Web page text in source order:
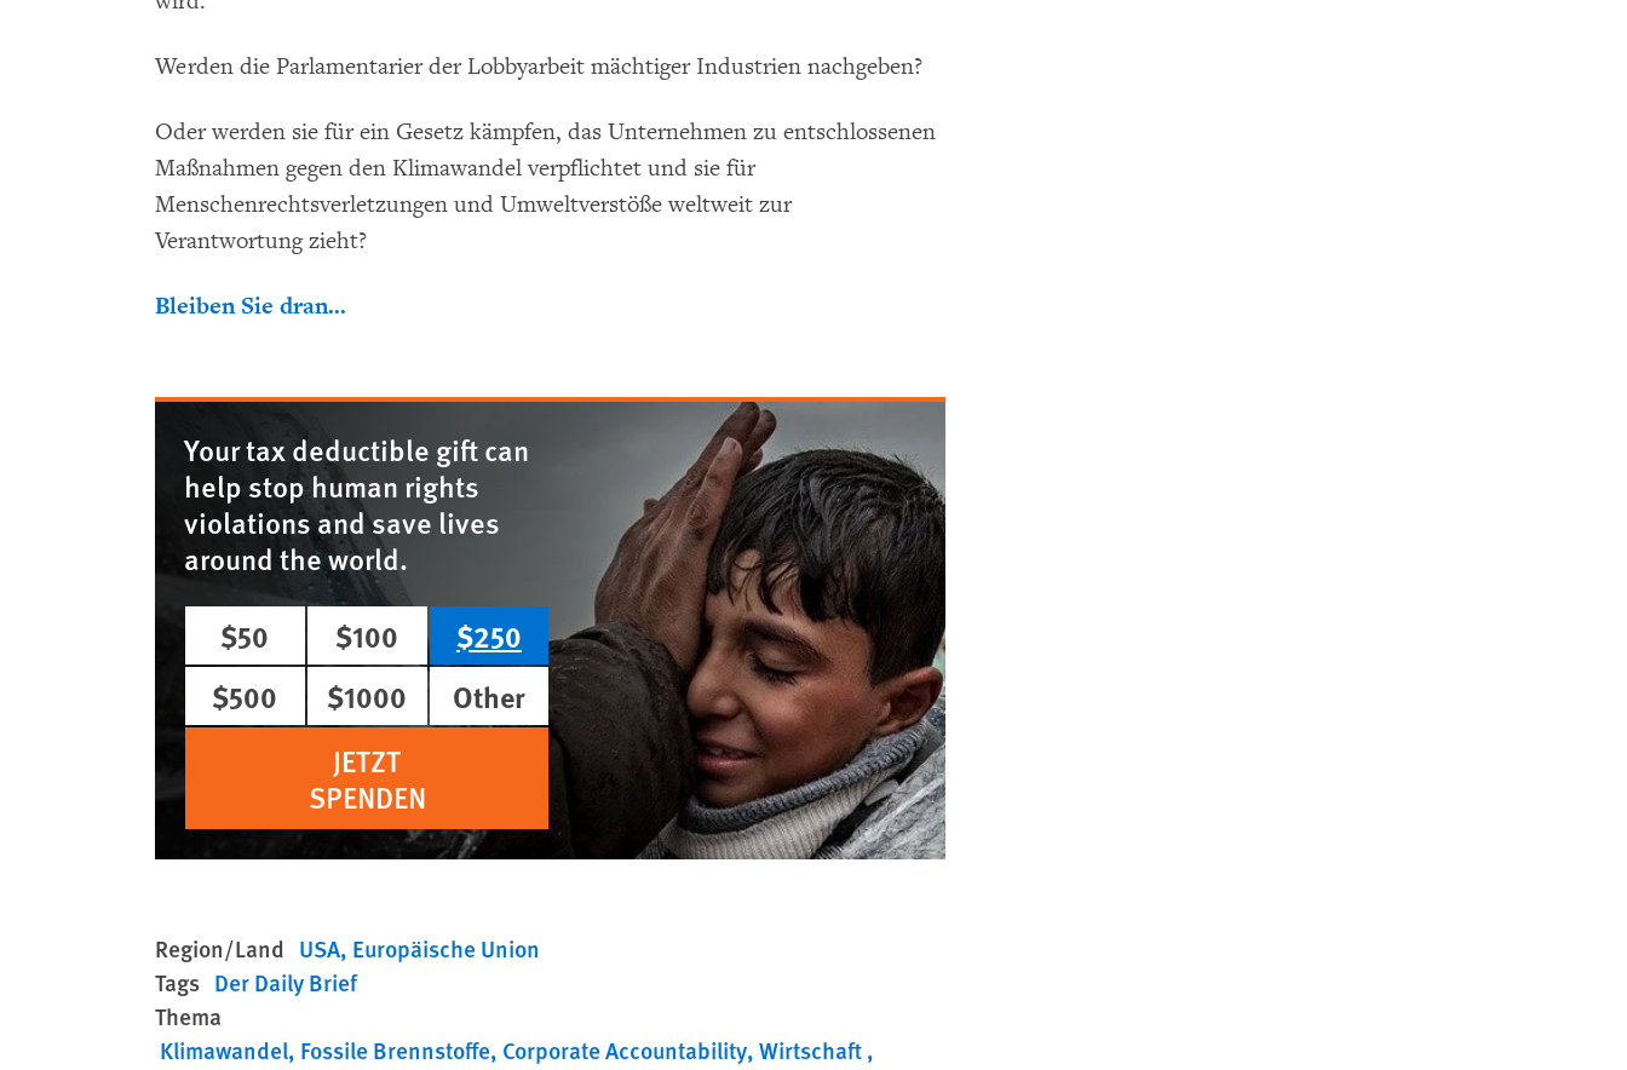
Werden die Parlamentarier der Lobbyarbeit mächtiger Industrien nachgeben?
Oder werden sie für ein Gesetz kämpfen, das Unternehmen zu entschlossenen
Maßnahmen gegen den Klimawandel verpflichtet und sie für
Menschenrechtsverletzungen und Umweltverstöße weltweit zur
Verantwortung zieht?
Bleiben Sie dran...
Your tax deductible gift can
help stop human rights
violations and save lives
around the world.
$50
$100
$250
$500
$1000
Other
JETZT
SPENDEN
Region/Land USA Europäische Union
Tags Der Daily Brief
Thema
Klimawandel Fossile Brennstoffe Corporate Accountability Wirtschaft